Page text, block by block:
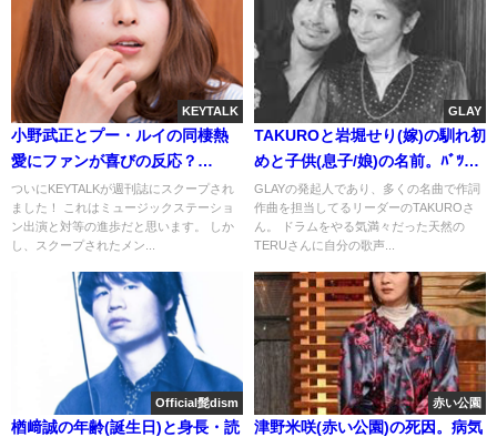
KEYTALK
小野武正とプー・ルイの同棲熱
愛にファンが喜びの反応？
(FLASH画像)
ついにKEYTALKが週刊誌にスクープされ
ました！ これはミュージックステーショ
ン出演と対等の進歩だと思います。 しか
し、スクープされたメン...
GLAY
TAKUROと岩堀せり(嫁)の馴れ初
めと子供(息子/娘)の名前。ﾊﾞﾂｲﾁ
説[画像]
GLAYの発起人であり、多くの名曲で作詞
作曲を担当してるリーダーのTAKUROさ
ん。 ドラムをやる気満々だった天然の
TERUさんに自分の歌声...
Official髭dism
楢﨑誠の年齢(誕生日)と身長・読
赤い公園
津野米咲(赤い公園)の死因。病気